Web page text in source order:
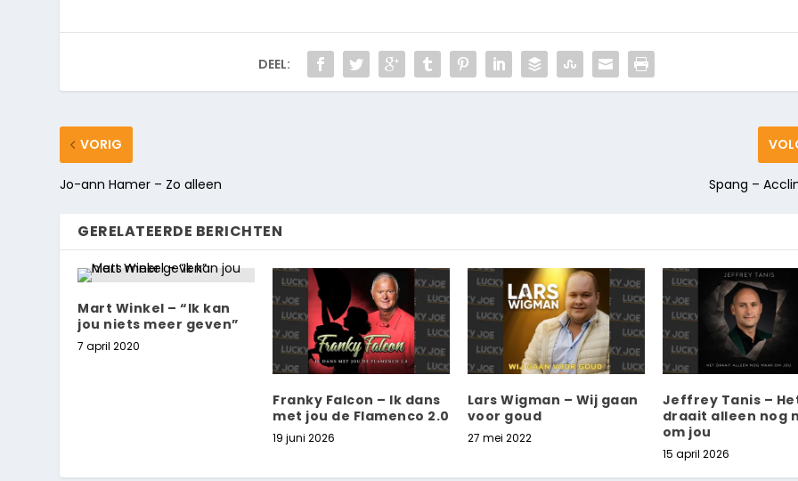
DEEL:
VORIG
Jo-ann Hamer – Zo alleen Spang –
GERELATEERDE BERICHTEN
Mart Winkel – “Ik kan
jou niets meer geven”
7 april 2020
Franky Falcon – Ik dans
met jou de Flamenco 2.0
19 juni 2026
Lars Wigman – Wij gaan
voor goud
27 mei 2022
Jeffrey Tanis –
draait alleen nog
om jou
15 april 2026